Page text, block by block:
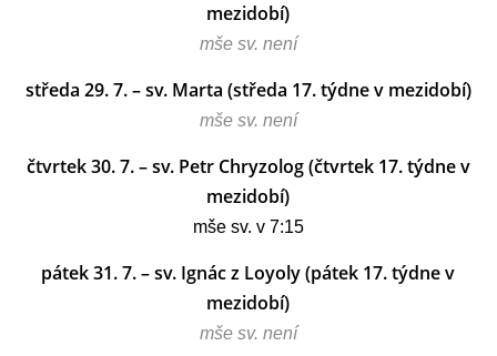
mezidobí)
mše sv. není
středa 29. 7. – sv. Marta (středa 17. týdne v mezidobí)
mše sv. není
čtvrtek 30. 7. – sv. Petr Chryzolog (čtvrtek 17. týdne v
mezidobí)
mše sv. v 7:15
pátek 31. 7. – sv. Ignác z Loyoly (pátek 17. týdne v
mezidobí)
mše sv. není